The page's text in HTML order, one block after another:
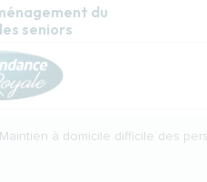
du
seniors
Maintien à domicile difficile des